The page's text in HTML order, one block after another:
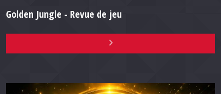
Golden Jungle - Revue de jeu